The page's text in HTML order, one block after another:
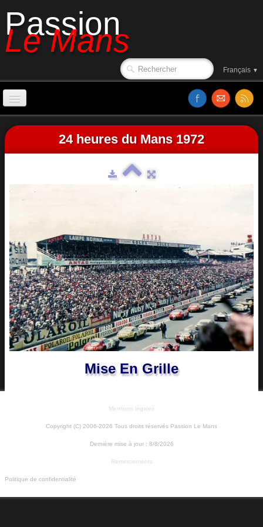
Passion
Le Mans
Français ▼
Accueil
Sorties de piste
Affiches
Site web
24 heures du Mans 1972
Mise En Grille
Mentions légales
Copyright (C) 2006-2026 Tous droits réservés Passion Le Mans
Dernière mise à jour : 8/8/2026
Remerciements
Politique de confidentialité